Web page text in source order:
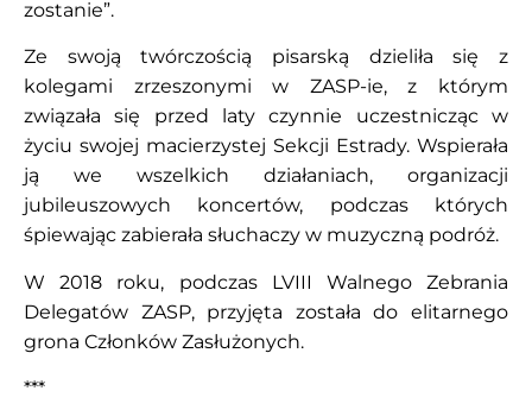
zostanie”.
Ze swoją twórczością pisarską dzieliła się z
kolegami zrzeszonymi w ZASP-ie, z którym
związała się przed laty czynnie uczestnicząc w
życiu swojej macierzystej Sekcji Estrady. Wspierała
ją we wszelkich działaniach, organizacji
jubileuszowych koncertów, podczas których
śpiewając zabierała słuchaczy w muzyczną podróż.
W 2018 roku, podczas LVIII Walnego Zebrania
Delegatów ZASP, przyjęta została do elitarnego
grona Członków Zasłużonych.
***